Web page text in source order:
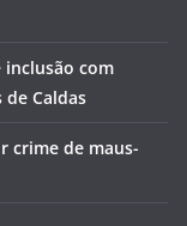
inclusão com
de Caldas
crime de maus-